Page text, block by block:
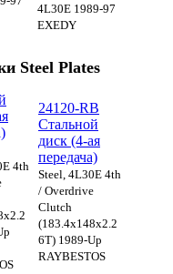
4L30E 1989-97
EXEDY
Steel Plates
4th
24120-RB
Стальной
диск (4-ая
передача)
Steel, 4L30E 4th
/ Overdrive
Clutch
(183.4x148x2.2
6T) 1989-Up
RAYBESTOS